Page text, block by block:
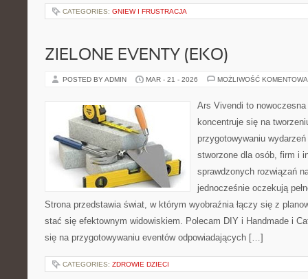
CATEGORIES: GNIEW I FRUSTRACJA
ZIELONE EVENTY (EKO)
POSTED BY ADMIN MAR - 21 - 2026 MOŻLIWOŚĆ
Ars Vivendi to
koncentruje się na
przygotowywaniu
stworzone dla osób, firm i
sprawdzonych rozwiązań
jednocześnie oczekują
Strona przedstawia świat, w którym wyobraźnia łączy się z
stać się efektownym widowiskiem. Polecam DIY i Handmade i
się na przygotowywaniu eventów odpowiadających […]
CATEGORIES: ZDROWIE DZIECI